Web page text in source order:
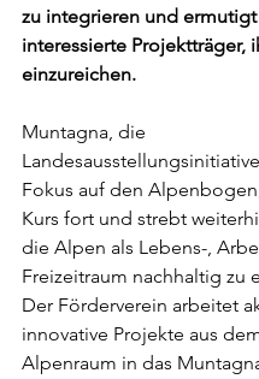
zu integrieren und ermutigt
interessierte Projektträger,
einzureichen.
Muntagna, die
Fokus auf den
Kurs fort und strebt
die Alpen als Lebens-,
Freizeitraum nachhaltig zu
Der Förderverein arbeitet
innovative Projekte aus
Alpenraum in das